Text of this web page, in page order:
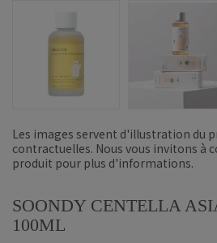
Les images servent d'illustration du
contractuelles. Nous vous invitons à
produit pour plus d'informations.
SOONDY CENTELLA
100ML